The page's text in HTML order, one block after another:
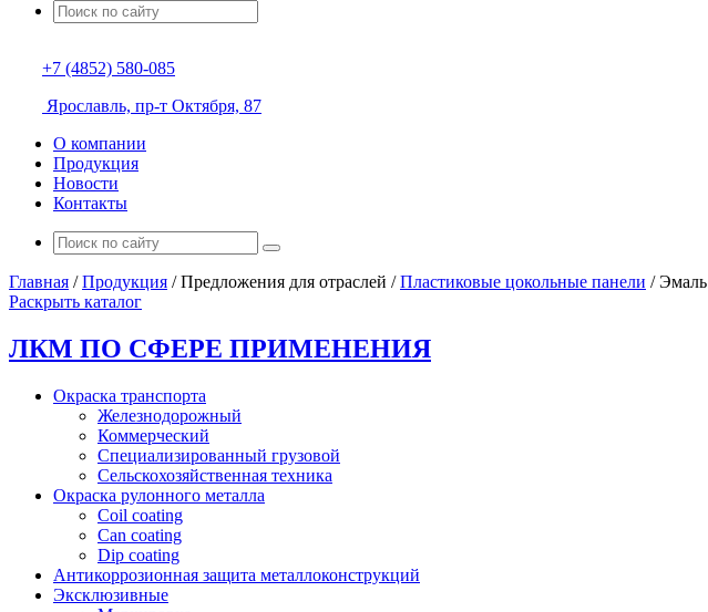
+7 (4852) 580-085
Ярославль, пр-т Октября, 87
О компании
Продукция
Новости
Контакты
Главная /Продукция /Предложения для отраслей /Пластиковые цокольные панели /Эмаль
Раскрыть каталог
ЛКМ ПО СФЕРЕ ПРИМЕНЕНИЯ
Окраска транспорта
Железнодорожный
Коммерческий
Специализированный грузовой
Сельскохозяйственная техника
Окраска рулонного металла
Coil coating
Can coating
Dip coating
Антикоррозионная защита металлоконструкций
Эксклюзивные